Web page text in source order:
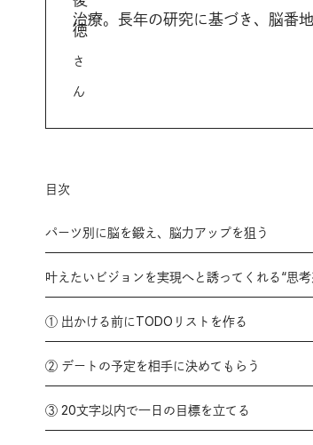
徳
さ
ん
治療。長年の研究に基づき、脳番
目次
パーツ別に脳を鍛え、脳力アップを狙う
叶えたいビジョンを実現へと誘ってくれる“思
① 出かける前にTODOリストを作る
② デートの予定を相手に決めてもらう
③ 20文字以内で一日の目標を立てる